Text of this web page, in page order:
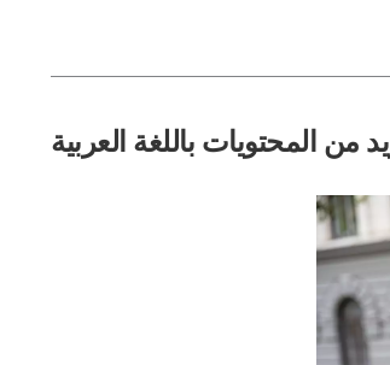
من المحتويات باللغة العربية